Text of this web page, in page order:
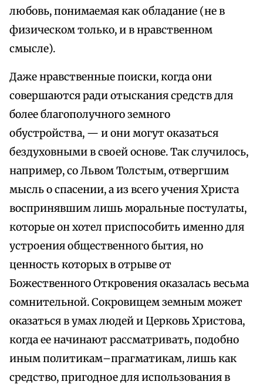
любовь, понимаемая как обладание (не в
физическом только, и в нравственном
смысле).
Даже нравственные поиски, когда они
совершаются ради отыскания средств для
более благополучного земного
обустройства, — и они могут оказаться
бездуховными в своей основе. Так случилось,
например, со Львом Толстым, отвергшим
мысль о спасении, а из всего учения Христа
воспринявшим лишь моральные постулаты,
которые он хотел приспособить именно для
устроения общественного бытия, но
ценность которых в отрыве от
Божественного Откровения оказалась весьма
сомнительной. Сокровищем земным может
оказаться в умах людей и Церковь Христова,
когда ее начинают рассматривать, подобно
иным политикам–прагматикам, лишь как
средство, пригодное для использования в